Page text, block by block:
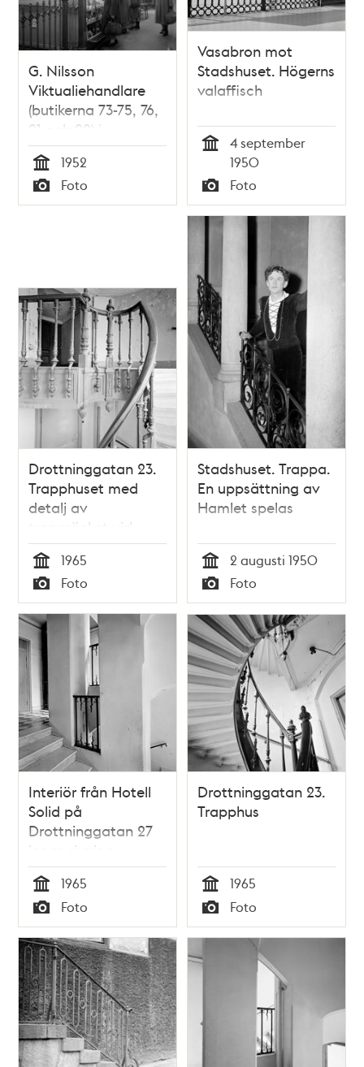
G. Nilsson
Viktualiehandlare
(butikerna 73-75, 76,
91 och 92) i
Hötorgshallen.
Saluhallen revs 1954,
butikerna flyttade
till en provisorisk
Tid
1952
Typ
Foto
Vasabron mot
Stadshuset. Högerns
valaffisch
4 september
1950
Typ
Foto
Drottninggatan 23.
Trapphuset med
detalj av
trappräcket vid
översta våningsplan
Tid
1965
Typ
Foto
Stadshuset. Trappa.
En uppsättning av
Hamlet spelas
Tid
2 augusti 1950
Typ
Foto
Interiör från Hotell
Solid på
Drottninggatan 27
innan rivning.
Förstuga och
järnsmidesräcken
från 1700-talet i
trapphuset
Tid
1965
Typ
Foto
Drottninggatan 23.
Trapphus
Tid
1965
Typ
Foto